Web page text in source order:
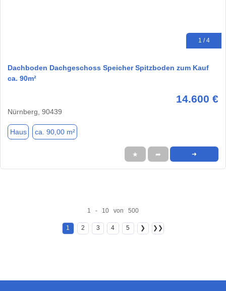
1 / 4
Dachboden Dachgeschoss Speicher Spitzboden zum Kauf
ca. 90m²
14.600 €
Nürnberg, 90439
Haus ca. 90,00 m²
★ ➦ ➜
1 - 10 von 500
1 2 3 4 5 ❯ ❯❯